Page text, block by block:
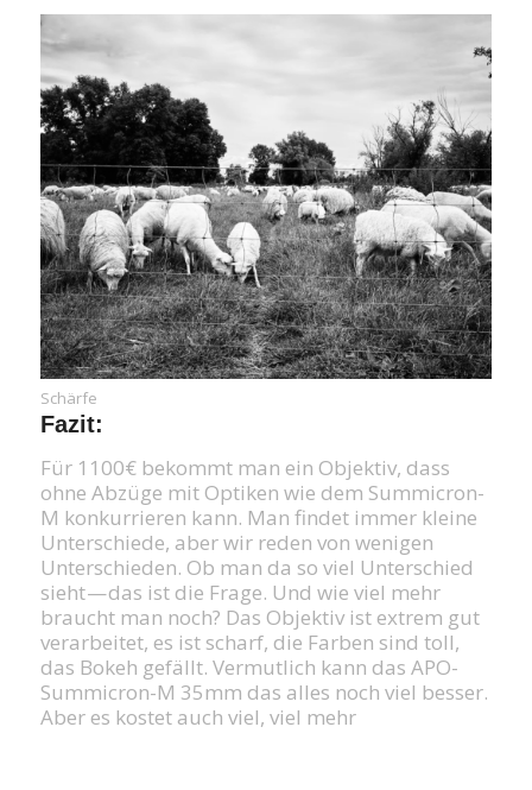
Schärfe
Fazit:
Für 1100€ bekommt man ein Objektiv, dass
ohne Abzüge mit Optiken wie dem Summicron-
M konkurrieren kann. Man findet immer kleine
Unterschiede, aber wir reden von wenigen
Unterschieden. Ob man da so viel Unterschied
sieht — das ist die Frage. Und wie viel mehr
braucht man noch? Das Objektiv ist extrem gut
verarbeitet, es ist scharf, die Farben sind toll,
das Bokeh gefällt. Vermutlich kann das APO-
Summicron-M 35mm das alles noch viel besser.
Aber es kostet auch viel, viel mehr